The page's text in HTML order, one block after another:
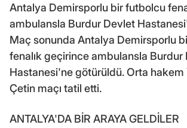
Antalya Demirsporlu bir futbolcu
ambulansla Burdur Devlet
Maç sonunda Antalya Demirsporlu
fenalık geçirince ambulansla Burdur
Hastanesi'ne götürüldü. Orta hakem
Çetin maçı tatil etti.
ANTALYA'DA BİR ARAYA GELDİLER